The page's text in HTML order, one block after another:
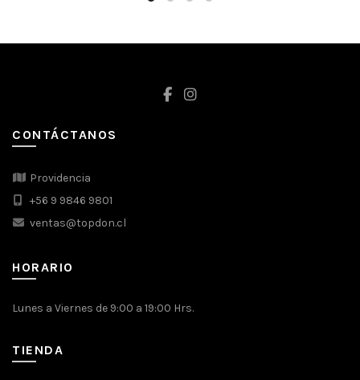
CONTÁCTANOS
Providencia
+56 9 9846 9801
ventas@topdon.cl
HORARIO
Lunes a Viernes de 9:00 a 19:00 Hrs.
TIENDA